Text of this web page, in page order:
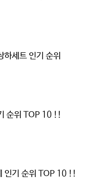
하세트 인기 순위
순위 TOP 10 !!
인기 순위 TOP 10 !!